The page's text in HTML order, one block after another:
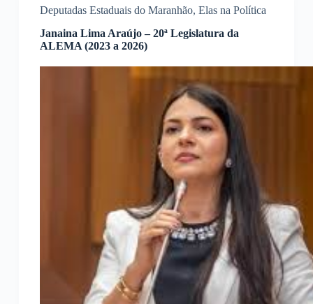
Deputadas Estaduais do Maranhão, Elas na Política
Janaina Lima Araújo – 20ª Legislatura da
ALEMA (2023 a 2026)